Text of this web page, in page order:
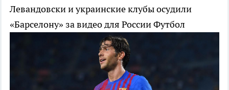
Левандовски и украинcкие клубы осудили
«Барселону» за видео для РоссииФутбол